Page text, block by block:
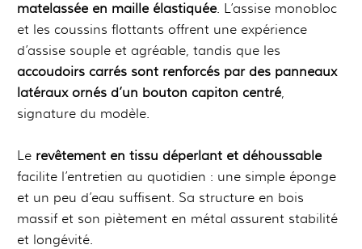
matelassée en maille élastiquée. L’assise monobloc
et les coussins flottants offrent une expérience
d’assise souple et agréable, tandis que les
accoudoirs carrés sont renforcés par des panneaux
latéraux ornés d’un bouton capiton centré,
signature du modèle.
Le revêtement en tissu déperlant et déhoussable
facilite l’entretien au quotidien : une simple éponge
et un peu d’eau suffisent. Sa structure en bois
massif et son piètement en métal assurent stabilité
et longévité.